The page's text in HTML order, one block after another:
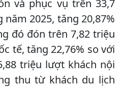
và phục vụ trên 33,7
2025, tăng 20,87%
đó đón trên 7,82 triệu
tế, tăng 22,76% so với
triệu lượt khách nội
thu từ khách du lịch